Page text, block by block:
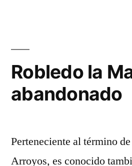
Robledo la
abandonado
Perteneciente al término
Arroyos, es conocido